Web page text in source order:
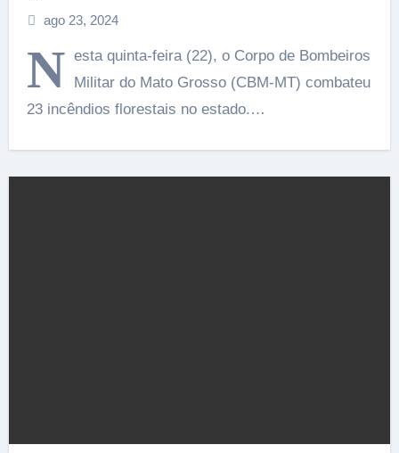
ago 23, 2024
N esta quinta-feira (22), o Corpo de Bombeiros
Militar do Mato Grosso (CBM-MT) combateu
23 incêndios florestais no estado.…